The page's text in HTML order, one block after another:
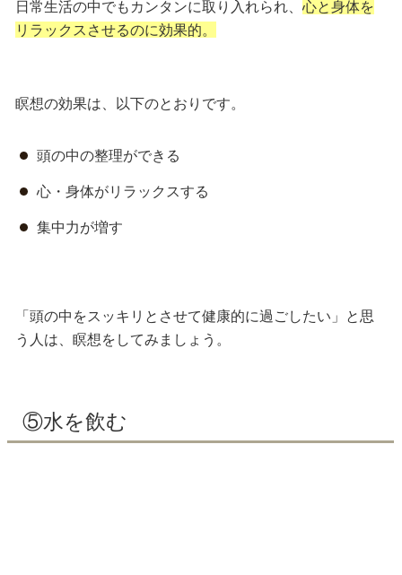
日常生活の中でもカンタンに取り入れられ、 心と身体を
リラックスさせるのに効果的。
瞑想の効果は、以下のとおりです。
頭の中の整理ができる
心・身体がリラックスする
集中力が増す
「頭の中をスッキリとさせて健康的に過ごしたい」と思
う人は、瞑想をしてみましょう。
⑤水を飲む